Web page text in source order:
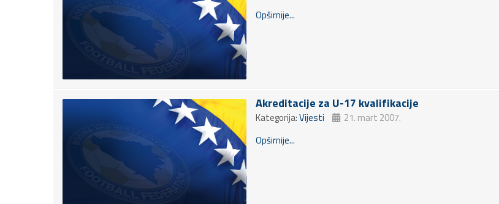
Opširnije...
Akreditacije za U-17 kvalifikacije
Kategorija:Vijesti
21. mart 2007.
Opširnije...